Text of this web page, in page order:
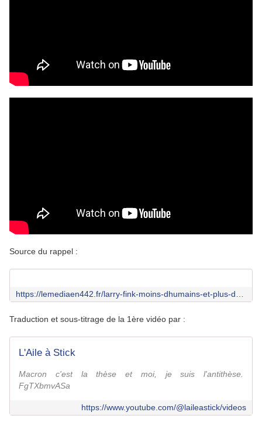
Source du rappel :
Traduction et sous-titrage de la 1ère vidéo par :
L'Aile à Stick
Macron c'est la thèse et moi, je suis l'antithèse.
FgTXbmvASa
https://www.youtube.com/@laileastick/videos